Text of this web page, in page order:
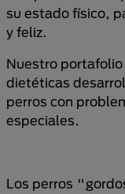
su estado físico,
y feliz.
Nuestro
dietéticas
perros con
especiales.
Los perros